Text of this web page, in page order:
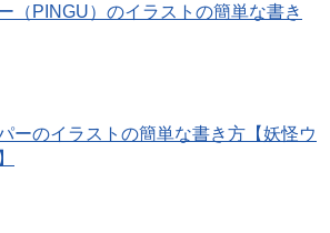
（PINGU）のイラストの簡単な書き
ーのイラストの簡単な書き方【妖怪ウ